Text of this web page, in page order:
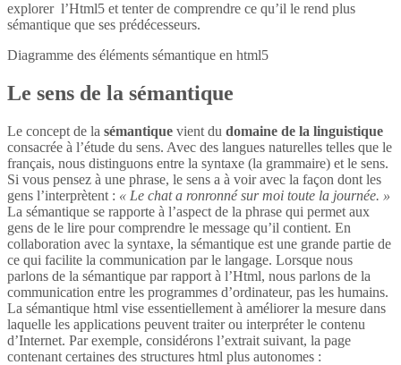
explorer l’Html5 et tenter de comprendre ce qu’il le rend plus
sémantique que ses prédécesseurs.
Diagramme des éléments sémantique en html5
Le sens de la sémantique
Le concept de la sémantique vient du domaine de la linguistique
consacrée à l’étude du sens. Avec des langues naturelles telles que le
français, nous distinguons entre la syntaxe (la grammaire) et le sens.
Si vous pensez à une phrase, le sens a à voir avec la façon dont les
gens l’interprètent : « Le chat a ronronné sur moi toute la journée. »
La sémantique se rapporte à l’aspect de la phrase qui permet aux
gens de le lire pour comprendre le message qu’il contient. En
collaboration avec la syntaxe, la sémantique est une grande partie de
ce qui facilite la communication par le langage. Lorsque nous
parlons de la sémantique par rapport à l’Html, nous parlons de la
communication entre les programmes d’ordinateur, pas les humains.
La sémantique html vise essentiellement à améliorer la mesure dans
laquelle les applications peuvent traiter ou interpréter le contenu
d’Internet. Par exemple, considérons l’extrait suivant, la page
contenant certaines des structures html plus autonomes :